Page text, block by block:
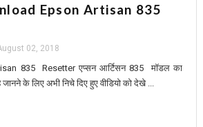
Epson Artisan 835
02, 2018
835 Resetter एप्सन आर्टिसन 835 मॉडल का
के लिए अभी निचे दिए हुए वीडियो को देखे ...